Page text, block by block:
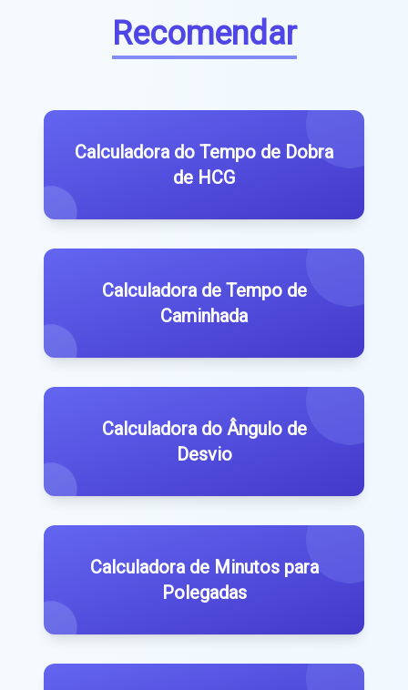
Recomendar
Calculadora do Tempo de Dobra
de HCG
Calculadora de Tempo de
Caminhada
Calculadora do Ângulo de
Desvio
Calculadora de Minutos para
Polegadas